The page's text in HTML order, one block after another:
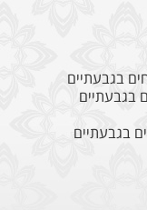
בגבעתיים
בגבעתיים
בגבעתיים